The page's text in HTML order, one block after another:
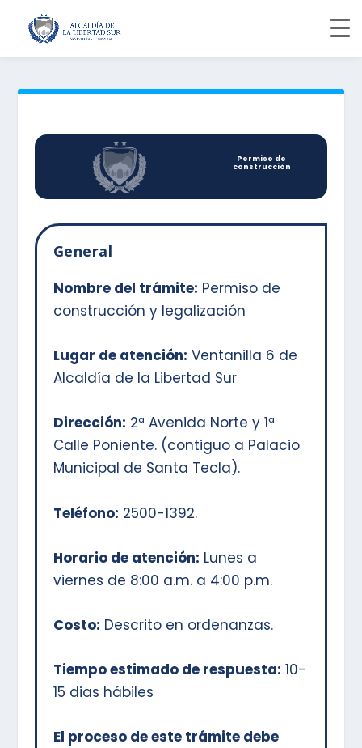
Permiso de
construcción
General
Nombre del trámite: Permiso de
construcción y legalización
Lugar de atención: Ventanilla 6 de
Alcaldía de la Libertad Sur
Dirección: 2ª Avenida Norte y 1ª
Calle Poniente. (contiguo a Palacio
Municipal de Santa Tecla).
Teléfono: 2500-1392.
Horario de atención: Lunes a
viernes de 8:00 a.m. a 4:00 p.m.
Costo: Descrito en ordenanzas.
Tiempo estimado de respuesta: 10-
15 dias hábiles
El proceso de este trámite debe